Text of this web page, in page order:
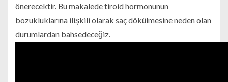
önerecektir. Bu makalede tiroid hormonunun
bozukluklarına ilişkili olarak saç dökülmesine neden olan
durumlardan bahsedeceğiz.